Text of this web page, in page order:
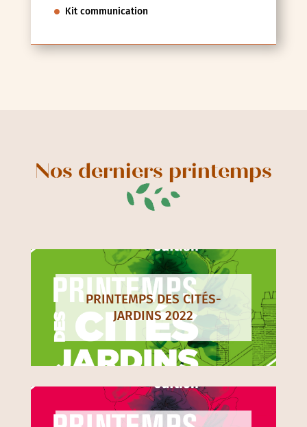
Kit communication
Nos derniers printemps
PRINTEMPS DES CITÉS-
JARDINS 2022